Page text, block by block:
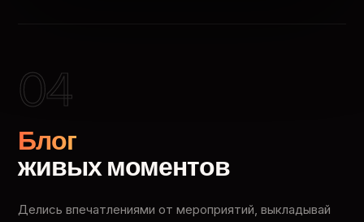
04
Блог
живых моментов
Делись впечатлениями от мероприятий, выкладывай